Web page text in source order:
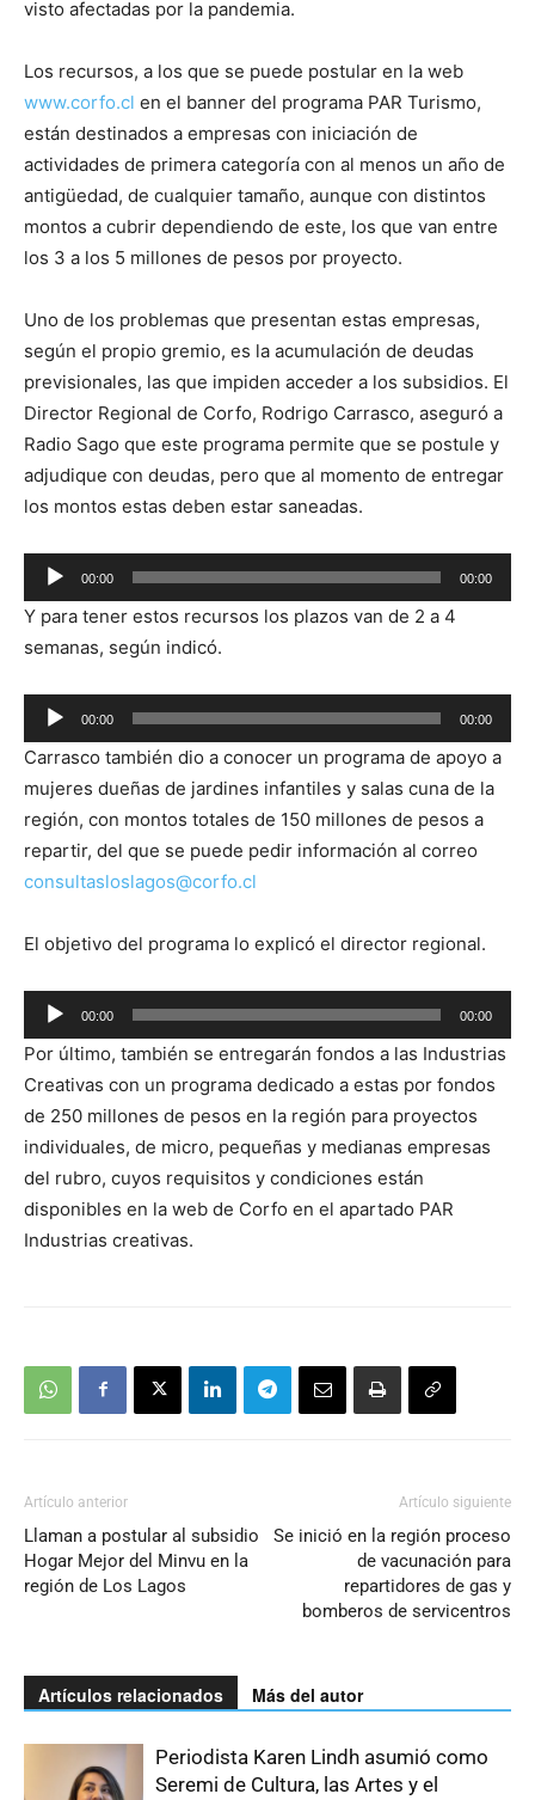
visto afectadas por la pandemia.
Los recursos, a los que se puede postular en la web
www.corfo.cl en el banner del programa PAR Turismo,
están destinados a empresas con iniciación de
actividades de primera categoría con al menos un año de
antigüedad, de cualquier tamaño, aunque con distintos
montos a cubrir dependiendo de este, los que van entre
los 3 a los 5 millones de pesos por proyecto.
Uno de los problemas que presentan estas empresas,
según el propio gremio, es la acumulación de deudas
previsionales, las que impiden acceder a los subsidios. El
Director Regional de Corfo, Rodrigo Carrasco, aseguró a
Radio Sago que este programa permite que se postule y
adjudique con deudas, pero que al momento de entregar
los montos estas deben estar saneadas.
Reproductor
de
audio
00:00 00:00
Y para tener estos recursos los plazos van de 2 a 4
semanas, según indicó.
Reproductor
de
audio
00:00 00:00
Carrasco también dio a conocer un programa de apoyo a
mujeres dueñas de jardines infantiles y salas cuna de la
región, con montos totales de 150 millones de pesos a
repartir, del que se puede pedir información al correo
consultasloslagos@corfo.cl
El objetivo del programa lo explicó el director regional.
Reproductor
de
audio
00:00 00:00
Por último, también se entregarán fondos a las Industrias
Creativas con un programa dedicado a estas por fondos
de 250 millones de pesos en la región para proyectos
individuales, de micro, pequeñas y medianas empresas
del rubro, cuyos requisitos y condiciones están
disponibles en la web de Corfo en el apartado PAR
Industrias creativas.
Artículo anterior
Llaman a postular al subsidio
Hogar Mejor del Minvu en la
región de Los Lagos
Artículo siguiente
Se inició en la región proceso
de vacunación para
repartidores de gas y
bomberos de servicentros
Artículos relacionados Más del autor
Periodista Karen Lindh asumió como
Seremi de Cultura, las Artes y el